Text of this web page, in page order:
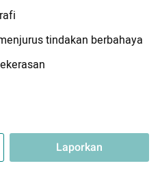
tindakan berbahaya
Laporkan